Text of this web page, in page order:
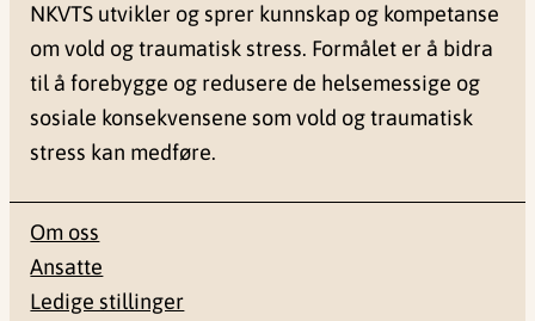
NKVTS utvikler og sprer kunnskap og kompetanse
om vold og traumatisk stress. Formålet er å bidra
til å forebygge og redusere de helsemessige og
sosiale konsekvensene som vold og traumatisk
stress kan medføre.
Om oss
Ansatte
Ledige stillinger